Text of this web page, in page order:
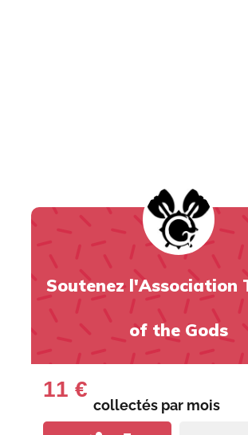
Soutenez l'Association
of the Gods
11 €
collectés par mois